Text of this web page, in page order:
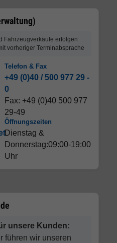
Fahrzeugverkäufe erfolgen
vorheriger Terminabsprache
Telefon & Fax
+49 (0)40 / 500 977 29 -
0
Fax: +49 (0)40 500 977
29-49
Öffnungszeiten
Dienstag &
Donnerstag:09:00-19:00
Uhr
unsere Kunden:
führen wir unseren